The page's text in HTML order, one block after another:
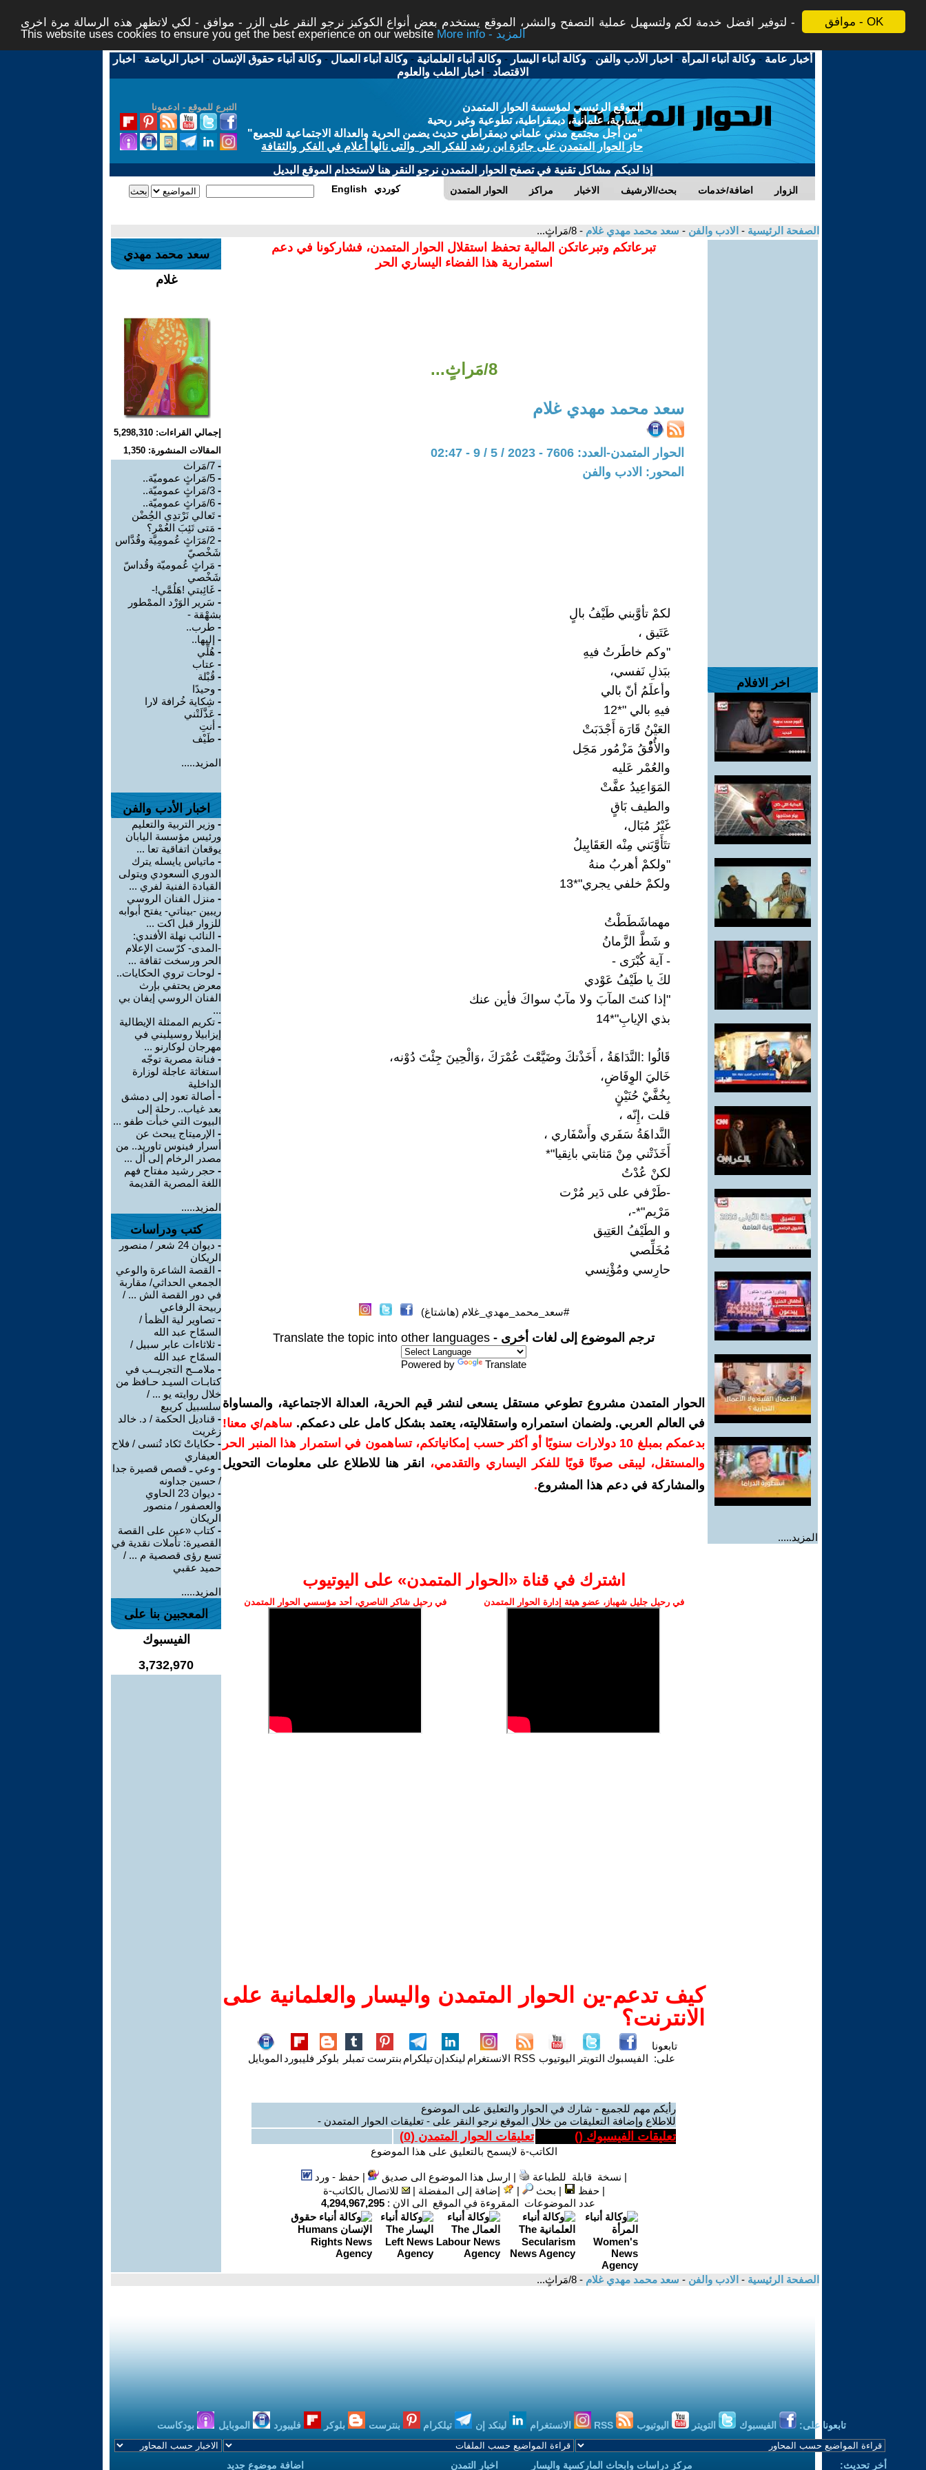
موافق - OK
لتوفير افضل خدمة لكم ولتسهيل عملية التصفح والنشر، الموقع يستخدم بعض أنواع الكوكيز نرجو النقر على الزر - موافق - لكي لاتظهر هذه الرسالة مرة اخرى -
This website uses cookies to ensure you get the best experience on our website
More info - المزيد
أخبار عامة -وكالة أنباء المرأة - اخبار الأدب والفن -وكالة أنباء اليسار -وكالة أنباء العلمانية -وكالة أنباء العمال -وكالة أنباء حقوق الإنسان - اخبار الرياضة - اخبار
الاقتصاد - اخبار الطب والعلوم
التبرع للموقع - ادعمونا
الموقع الرئيسي لمؤسسة الحوار المتمدن
يسارية، علمانية، ديمقراطية، تطوعية وغير ربحية
"من أجل مجتمع مدني علماني ديمقراطي حديث يضمن الحرية والعدالة الاجتماعية للجميع"
حاز الحوار المتمدن على جائزة ابن رشد للفكر الحر والتى نالها أعلام في الفكر والثقافة
إذا لديكم مشاكل تقنية في تصفح الحوار المتمدن نرجو النقر هنا لاستخدام الموقع البديل
الحوار المتمدن مراكز الاخبار بحث/الارشيف اضافة/خدمات الزوار English كوردي
الصفحة الرئيسية - الادب والفن - سعد محمد مهدي غلام - 8/مَراثٍ...
اخر الافلام
المزيد.....
تبرعاتكم وتبرعاتكن المالية تحفظ استقلال الحوار المتمدن، فشاركونا في دعم
استمرارية هذا الفضاء اليساري الحر
8/مَراثٍ...
سعد محمد مهدي غلام
الحوار المتمدن-العدد: 7606 - 2023 / 5 / 9 - 02:47
المحور: الادب والفن
لكمْ تأوَّبني طَيْفُ بالٍ
عَتَيق ،
"وكم خاطَرتُ فيهِ
ببَذلِ نَفسي،
وأعلَمُ أنّ بالي
فيهِ بالي "*12
العَيْنُ قَارَة أَجْدَبَتْ
والأُفُْقُ مَزْمُور مَحَِل
والعُمْر عَليه
المَوَاعِيدُ عفَّتْ
والطيف بَاقٍ
غَيْرُ مُبَال،
تتَأَوَّبَني مِنْه العَقَابِيلُ
"ولكمْ أهربُ منهُ
ولكمْ خلفي يجري"*13
مهماشَطَطْتُ
و شَطَّ الزَّمانُ
- آية كُبْرَى -
لكَ يا طَيْفُ عَوْدي
"إذا كنتَ المآبَ ولا مآبٌ سواكَ فأين عنك
بذي الإيابِ"*14
قَالُوا :النَّدَاهَةُ ، أَخَذْتكَ وضَيَّعْتَ عُمْرَكَ ،وَالْحِينَ جِئْتَ دُوْنه،
خَاليَ الوِفَاضِ،
بِخُفَّيْ حُنَيْنٍ
قلت ،إِنّه ،
النَّداهَةُ سَفَري وأَسْفَاري ،
أَخَذَتْني مِنْ مَثابتي بانِقيا"*
لكنْ عُدْتُ
-طَرْفي على دَير مُرْت
مَرْيم"*-،
و الطَيْفُ العَتِيق
مُخَلِّصي
حارِسي ومُؤْنِسي
#سعد_محمد_مهدي_غلام (هاشتاغ)
ترجم الموضوع إلى لغات أخرى - Translate the topic into other languages
Powered by Translate
الحوار المتمدن مشروع تطوعي مستقل يسعى لنشر قيم الحرية، العدالة الاجتماعية، والمساواة
في العالم العربي. ولضمان استمراره واستقلاليته، يعتمد بشكل كامل على دعمكم. ساهم/ي معنا!
بدعمكم بمبلغ 10 دولارات سنويًا أو أكثر حسب إمكانياتكم، تساهمون في استمرار هذا المنبر الحر
والمستقل، ليبقى صوتًا قويًا للفكر اليساري والتقدمي،
انقر هنا للاطلاع على معلومات التحويل
والمشاركة في دعم هذا المشروع.
اشترك في قناة ‫«الحوار المتمدن» على اليوتيوب
في رحيل جليل شهباز، عضو هيئة إدارة الحوار المتمدن في رحيل شاكر الناصري، أحد مؤسسي الحوار المتمدن
كيف تدعم-ين الحوار المتمدن واليسار والعلمانية على
الانترنت؟
تابعونا
على: الفيسبوك التويتر اليوتيوب RSS الانستغرام لينكدإنتيلكرام بنترست تمبلر بلوكر فليبورد الموبايل
رأيكم مهم للجميع - شارك في الحوار والتعليق على الموضوع
للاطلاع وإضافة التعليقات من خلال الموقع نرجو النقر على - تعليقات الحوار المتمدن -
تعليقات الفيسبوك () تعليقات الحوار المتمدن (0
)
الكاتب-ة لايسمح بالتعليق على هذا الموضوع
| نسخة قابلة للطباعة | ارسل هذا الموضوع الى صديق |حفظ - ورد
|حفظ | بحث | إضافة إلى المفضلة |
للاتصال بالكاتب-ة
عدد الموضوعات المقروءة في الموقع الى الان : 4,294,967,295
سعد محمد مهدي
غلام
إجمالي القراءات: 5,298,310
المقالات المنشورة: 1,350
- 7/مَراث
- 5/مَراثٍ عموميّة..
- 3/مَراثٍ عموميّة..
- 6/مَراثٍ عموميّة..
- تَعالي نَرْتدِي الحُِضْن
- مَتى تَئِبَ العُمْر؟
-
2/مَرَاثٍ عُمومِيَّة وقُدَّاس
شَخْصيّ
- مَراثٍ عُموميّة وقُداسّ
شَخْصي
- غَائِبتي !هَلُمَّي!-
- سَرير الوَرْد الممْطور
بشهْقة -
- طرب..
- إليها..
- هُلِّي
- عتاب
- قُبْلة
- وحيدًا
- شِكاية خُرافة لارا
- عَذَّلَتْني
- أنتِ
- طَيْف
المزيد.....
اخبار الأدب والفن
- وزير التربية والتعليم
ورئيس مؤسسة اليابان
يوقعان اتفاقية تعا ...
- ماتياس يايسله يترك
الدوري السعودي ويتولى
القيادة الفنية لفري ...
- منزل الفنان الروسي
ريبين -بيناتي- يفتح أبوابه
للزوار قبل اكت ...
- النائب نهلة الأفندي:
-المدى- كرّست الإعلام
الحر ورسخت ثقافة ...
- لوحات تروي الحكايات..
معرض يحتفي بإرث
الفنان الروسي إيفان بي
...
- تكريم الممثلة الإيطالية
إيزابيلا روسيليني في
مهرجان لوكارنو ...
- فنانة مصرية توجّه
استغاثة عاجلة لوزارة
الداخلية
- أصالة تعود إلى دمشق
بعد غياب.. رحلة إلى
البيوت التي خبأت طفو ...
- الإرميتاج يبحث عن
أسرار فينوس تاوريد.. من
مصدر الرخام إلى أل ...
- حجر رشيد مفتاح فهم
اللغة المصرية القديمة
المزيد.....
كتب ودراسات
-
ديوان 24 شعر / منصور
الريكان
- القصة الشاعرة والوعي
الجمعي الحداثي/ مقاربة
في دور القصة الش ... /
ربيحة الرفاعي
- تصاوير لية الظمأ /
السمّاح عبد الله
- ثلاثاءات عابر سبيل /
السمّاح عبد الله
- ملامــح التجريــب في
كتابـات السيـد حـافظ من
خلال روايته يو ... /
سلسبيل كريبع
- قناديل الحكمة / د. خالد
زغريت
- حكاياتْ تَكاد تُنسى / فلاح
العيفاري
- وعي ـ قصص قصيرة جدا
/ حسين جداونه
-
ديوان 23 الحاوي
والعصفور / منصور
الريكان
-كتاب «عين على القصة
القصيرة: تأملات نقدية في
تسع رؤى قصصية م ... /
حميد عقبي
المزيد.....
المعجبين بنا على
الفيسبوك
3,732,970
الصفحة الرئيسية - الادب والفن - سعد محمد مهدي غلام - 8/مَراثٍ...
تابعونا على: الفيسبوك التويتر اليوتيوب الانستغرام لينكد إن تيلكرام بنترست بلوكر فليبورد الموبايل بودكاست
أخر تحديث: مركز دراسات وابحاث الماركسية واليسار اخبار التمدن اضافة موضوع جديد